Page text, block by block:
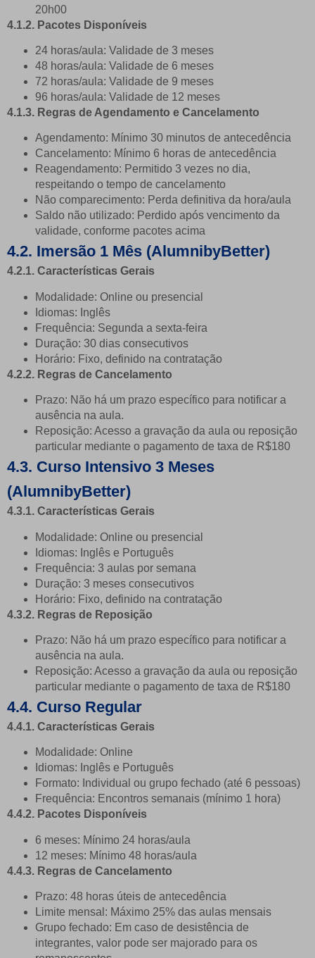
20h00
4.1.2. Pacotes Disponíveis
24 horas/aula: Validade de 3 meses
48 horas/aula: Validade de 6 meses
72 horas/aula: Validade de 9 meses
96 horas/aula: Validade de 12 meses
4.1.3. Regras de Agendamento e Cancelamento
Agendamento: Mínimo 30 minutos de antecedência
Cancelamento: Mínimo 6 horas de antecedência
Reagendamento: Permitido 3 vezes no dia,
respeitando o tempo de cancelamento
Não comparecimento: Perda definitiva da hora/aula
Saldo não utilizado: Perdido após vencimento da
validade, conforme pacotes acima
4.2. Imersão 1 Mês (AlumnibyBetter)
4.2.1. Características Gerais
Modalidade: Online ou presencial
Idiomas: Inglês
Frequência: Segunda a sexta-feira
Duração: 30 dias consecutivos
Horário: Fixo, definido na contratação
4.2.2. Regras de Cancelamento
Prazo: Não há um prazo específico para notificar a
ausência na aula.
Reposição: Acesso a gravação da aula ou reposição
particular mediante o pagamento de taxa de R$180
4.3. Curso Intensivo 3 Meses
(AlumnibyBetter)
4.3.1. Características Gerais
Modalidade: Online ou presencial
Idiomas: Inglês e Português
Frequência: 3 aulas por semana
Duração: 3 meses consecutivos
Horário: Fixo, definido na contratação
4.3.2. Regras de Reposição
Prazo: Não há um prazo específico para notificar a
ausência na aula.
Reposição: Acesso a gravação da aula ou reposição
particular mediante o pagamento de taxa de R$180
4.4. Curso Regular
4.4.1. Características Gerais
Modalidade: Online
Idiomas: Inglês e Português
Formato: Individual ou grupo fechado (até 6 pessoas)
Frequência: Encontros semanais (mínimo 1 hora)
4.4.2. Pacotes Disponíveis
6 meses: Mínimo 24 horas/aula
12 meses: Mínimo 48 horas/aula
4.4.3. Regras de Cancelamento
Prazo: 48 horas úteis de antecedência
Limite mensal: Máximo 25% das aulas mensais
Grupo fechado: Em caso de desistência de
integrantes, valor pode ser majorado para os